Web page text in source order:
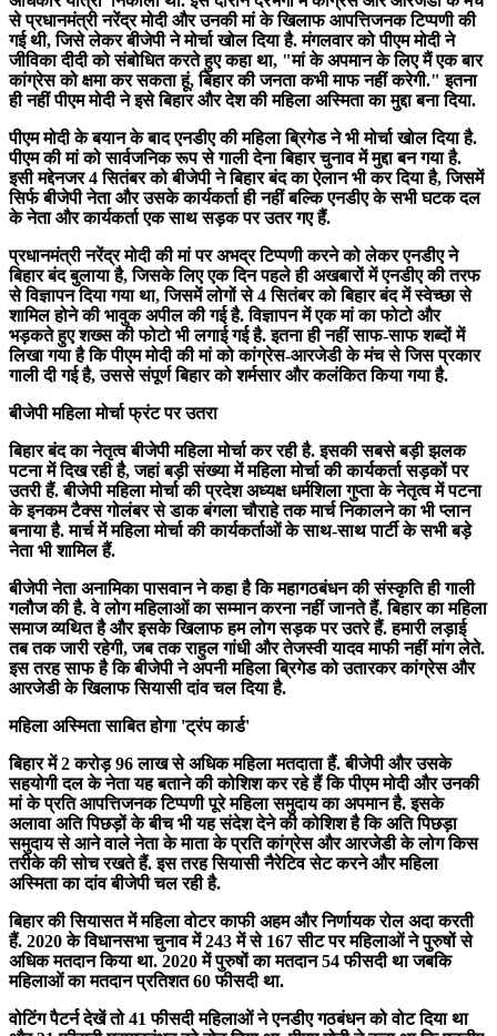
से प्रधानमंत्री नरेंद्र मोदी और उनकी मां के खिलाफ आपत्तिजनक टिप्पणी की
गई थी, जिसे लेकर बीजेपी ने मोर्चा खोल दिया है. मंगलवार को पीएम मोदी ने
जीविका दीदी को संबोधित करते हुए कहा था, "मां के अपमान के लिए मैं एक बार
कांग्रेस को क्षमा कर सकता हूं, बिहार की जनता कभी माफ नहीं करेगी." इतना
ही नहीं पीएम मोदी ने इसे बिहार और देश की महिला अस्मिता का मुद्दा बना दिया.
पीएम मोदी के बयान के बाद एनडीए की महिला ब्रिगेड ने भी मोर्चा खोल दिया है.
पीएम की मां को सार्वजनिक रूप से गाली देना बिहार चुनाव में मुद्दा बन गया है.
इसी मद्देनजर 4 सितंबर को बीजेपी ने बिहार बंद का ऐलान भी कर दिया है, जिसमें
सिर्फ बीजेपी नेता और उसके कार्यकर्ता ही नहीं बल्कि एनडीए के सभी घटक दल
के नेता और कार्यकर्ता एक साथ सड़क पर उतर गए हैं.
प्रधानमंत्री नरेंद्र मोदी की मां पर अभद्र टिप्पणी करने को लेकर एनडीए ने
बिहार बंद बुलाया है, जिसके लिए एक दिन पहले ही अखबारों में एनडीए की तरफ
से विज्ञापन दिया गया था, जिसमें लोगों से 4 सितंबर को बिहार बंद में स्वेच्छा से
शामिल होने की भावुक अपील की गई है. विज्ञापन में एक मां का फोटो और
भड़कते हुए शख्स की फोटो भी लगाई गई है. इतना ही नहीं साफ-साफ शब्दों में
लिखा गया है कि पीएम मोदी की मां को कांग्रेस-आरजेडी के मंच से जिस प्रकार
गाली दी गई है, उससे संपूर्ण बिहार को शर्मसार और कलंकित किया गया है.
बीजेपी महिला मोर्चा फ्रंट पर उतरा
बिहार बंद का नेतृत्व बीजेपी महिला मोर्चा कर रही है. इसकी सबसे बड़ी झलक
पटना में दिख रही है, जहां बड़ी संख्या में महिला मोर्चा की कार्यकर्ता सड़कों पर
उतरी हैं. बीजेपी महिला मोर्चा की प्रदेश अध्यक्ष धर्मशिला गुप्ता के नेतृत्व में पटना
के इनकम टैक्स गोलंबर से डाक बंगला चौराहे तक मार्च निकालने का भी प्लान
बनाया है. मार्च में महिला मोर्चा की कार्यकर्ताओं के साथ-साथ पार्टी के सभी बड़े
नेता भी शामिल हैं.
बीजेपी नेता अनामिका पासवान ने कहा है कि महागठबंधन की संस्कृति ही गाली
गलौज की है. वे लोग महिलाओं का सम्मान करना नहीं जानते हैं. बिहार का महिला
समाज व्यथित है और इसके खिलाफ हम लोग सड़क पर उतरे हैं. हमारी लड़ाई
तब तक जारी रहेगी, जब तक राहुल गांधी और तेजस्वी यादव माफी नहीं मांग लेते.
इस तरह साफ है कि बीजेपी ने अपनी महिला ब्रिगेड को उतारकर कांग्रेस और
आरजेडी के खिलाफ सियासी दांव चल दिया है.
महिला अस्मिता साबित होगा 'ट्रंप कार्ड'
बिहार में 2 करोड़ 96 लाख से अधिक महिला मतदाता हैं. बीजेपी और उसके
सहयोगी दल के नेता यह बताने की कोशिश कर रहे हैं कि पीएम मोदी और उनकी
मां के प्रति आपत्तिजनक टिप्पणी पूरे महिला समुदाय का अपमान है. इसके
अलावा अति पिछड़ों के बीच भी यह संदेश देने की कोशिश है कि अति पिछड़ा
समुदाय से आने वाले नेता के माता के प्रति कांग्रेस और आरजेडी के लोग किस
तरीके की सोच रखते हैं. इस तरह सियासी नैरेटिव सेट करने और महिला
अस्मिता का दांव बीजेपी चल रही है.
बिहार की सियासत में महिला वोटर काफी अहम और निर्णायक रोल अदा करती
हैं. 2020 के विधानसभा चुनाव में 243 में से 167 सीट पर महिलाओं ने पुरुषों से
अधिक मतदान किया था. 2020 में पुरुषों का मतदान 54 फीसदी था जबकि
महिलाओं का मतदान प्रतिशत 60 फीसदी था.
वोटिंग पैटर्न देखें तो 41 फीसदी महिलाओं ने एनडीए गठबंधन को वोट दिया था